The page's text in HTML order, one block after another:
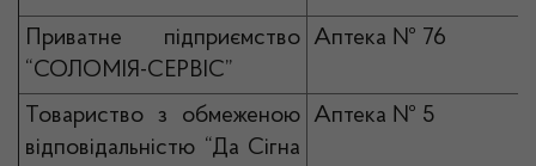
Приватне підприємство
“СОЛОМІЯ-СЕРВІС”
Аптека № 76
Товариство з обмеженою
відповідальністю “Да Сігна
Аптека № 5